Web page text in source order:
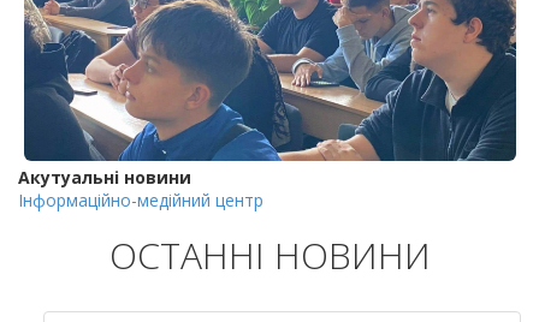
Акутуальні новини
Інформаційно-медійний центр
ОСТАННІ НОВИНИ